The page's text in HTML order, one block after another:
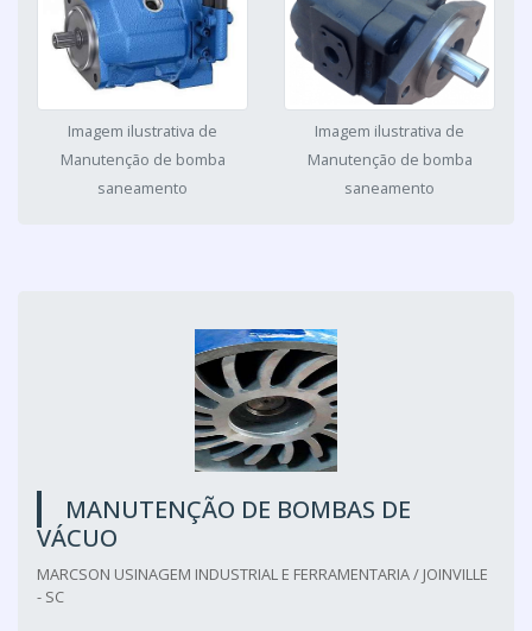
Imagem ilustrativa de
Manutenção de bomba
saneamento
Imagem ilustrativa de
Manutenção de bomba
saneamento
MANUTENÇÃO DE BOMBAS DE
VÁCUO
MARCSON USINAGEM INDUSTRIAL E FERRAMENTARIA / JOINVILLE
- SC